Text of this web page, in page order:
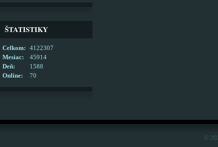
ŠTATISTIKY
Online: 70
Celkom:
4122307
Mesiac:
45914
Deň:
1588
©